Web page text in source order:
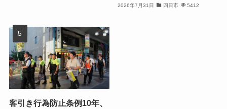
2026年7月31日 四日市 5412
客引き行為防止条例10年、